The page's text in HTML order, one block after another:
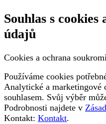
Souhlas s
údajů
Cookies a ochrana
Používáme cookies
Analytické a marketingové
souhlasem. Svůj výběr
Podrobnosti najdete v
Kontakt: Kontakt.